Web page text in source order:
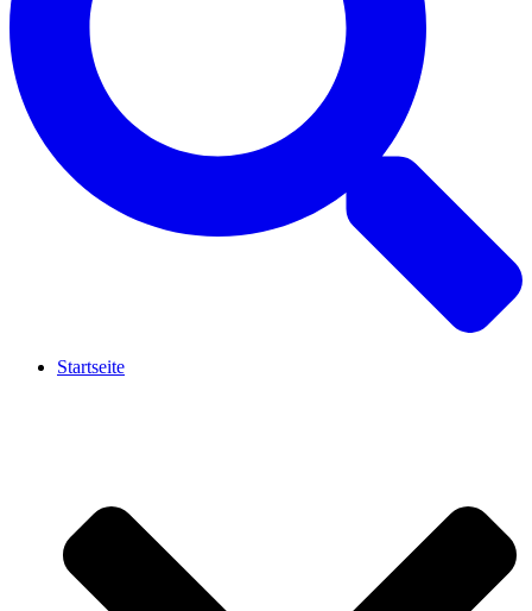
Startseite